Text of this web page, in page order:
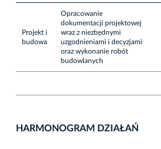
Projekt i
budowa
Opracowanie
dokumentacji projektowej
wraz z niezbędnymi
uzgodnieniami i decyzjami
oraz wykonanie robót
budowlanych
HARMONOGRAM DZIAŁAŃ